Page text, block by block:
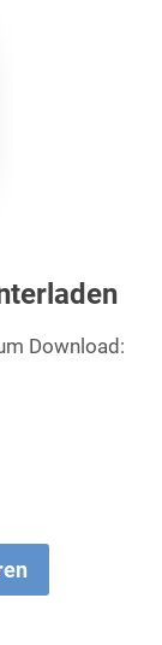
Download: